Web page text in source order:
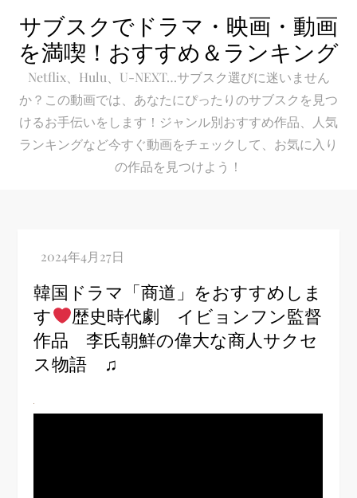
content
サブスクでドラマ・映画・動画
を満喫！おすすめ＆ランキング
Netflix、Hulu、U-NEXT…サブスク選びに迷いません
か？この動画では、あなたにぴったりのサブスクを見つ
けるお手伝いをします！ジャンル別おすすめ作品、人気
ランキングなど今すぐ動画をチェックして、お気に入り
の作品を見つけよう！
韓国ドラマ「商道」をおすすめしま
す
歴史時代劇 イビョンフン監督
作品 李氏朝鮮の偉大な商人サクセ
ス物語 ♫